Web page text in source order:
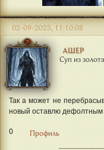
АШЕР
Суп из
02-09-2025, 11:10:08
Так а может не
новый оставлю дефолтным
0 Профиль